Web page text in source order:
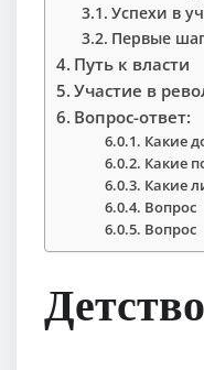
Успехи в
Первые
Путь к власти
Участие в
Вопрос-ответ:
Какие
Какие
Какие
Вопрос
Вопрос